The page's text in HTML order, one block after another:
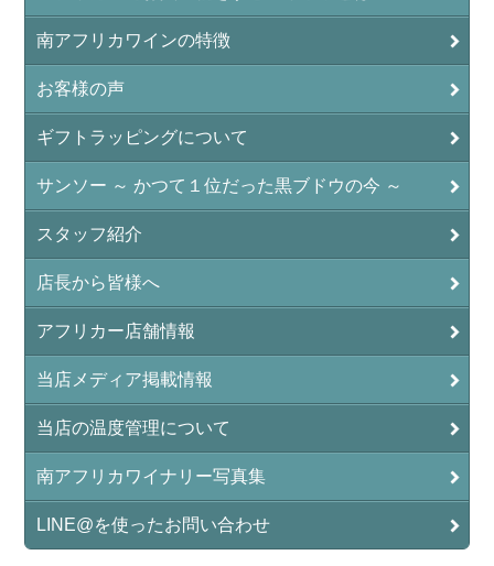
南アフリカワインの特徴
お客様の声
ギフトラッピングについて
サンソー ～ かつて１位だった黒ブドウの今 ～
スタッフ紹介
店長から皆様へ
アフリカー店舗情報
当店メディア掲載情報
当店の温度管理について
南アフリカワイナリー写真集
LINE@を使ったお問い合わせ